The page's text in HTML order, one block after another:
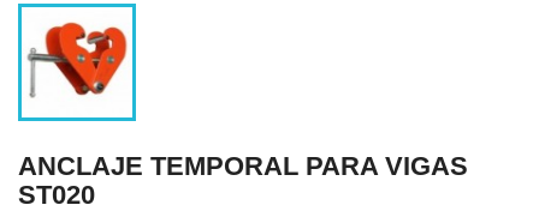
ANCLAJE TEMPORAL PARA VIGAS
ST020